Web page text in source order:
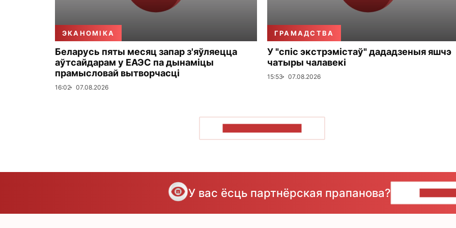
ЭКАНОМІКА
Беларусь пяты месяц запар з'яўляецца
аўтсайдарам у ЕАЭС па дынаміцы
прамысловай вытворчасці
16:02 07.08.2026
ГРАМАДСТВА
У "спіс экстрэмістаў" дададзеныя яшчэ
чатыры чалавекі
15:53 07.08.2026
У вас ёсць партнёрская прапанова?